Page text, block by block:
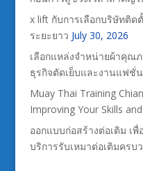
x lift กับการเลือกบริษัทติ
ระยะยาว July 30, 2026
เลือกแหล่งจำหน่ายผ้าคุณ
ธุรกิจตัดเย็บและงานแฟชั่น
Muay Thai Training
Improving Your Skills
ออกแบบก่อสร้างต่อเติม เ
บริการรับเหมาต่อเติมครบ